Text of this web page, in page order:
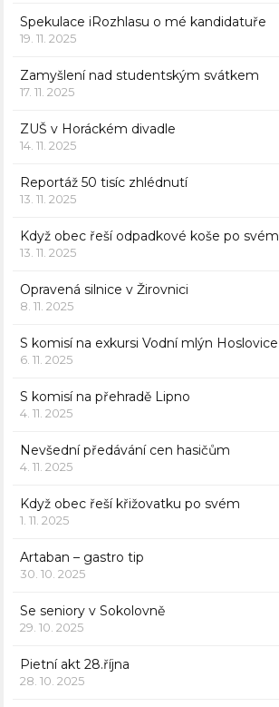
Spekulace iRozhlasu o mé kandidatuře
19. 11. 2025
Zamyšlení nad studentským svátkem
17. 11. 2025
ZUŠ v Horáckém divadle
14. 11. 2025
Reportáž 50 tisíc zhlédnutí
13. 11. 2025
Když obec řeší odpadkové koše po svém
13. 11. 2025
Opravená silnice v Žirovnici
8. 11. 2025
S komisí na exkursi Vodní mlýn Hoslovice
6. 11. 2025
S komisí na přehradě Lipno
4. 11. 2025
Nevšední předávání cen hasičům
4. 11. 2025
Když obec řeší křižovatku po svém
1. 11. 2025
Artaban – gastro tip
30. 10. 2025
Se seniory v Sokolovně
29. 10. 2025
Pietní akt 28.října
28. 10. 2025